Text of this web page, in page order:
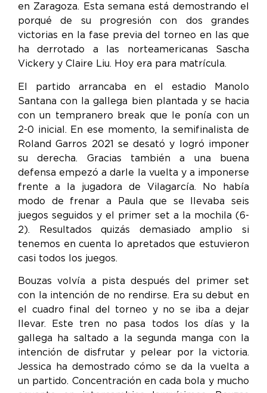
en Zaragoza. Esta semana está demostrando el
porqué de su progresión con dos grandes
victorias en la fase previa del torneo en las que
ha derrotado a las norteamericanas Sascha
Vickery y Claire Liu. Hoy era para matrícula.
El partido arrancaba en el estadio Manolo
Santana con la gallega bien plantada y se hacia
con un tempranero break que le ponía con un
2-0 inicial. En ese momento, la semifinalista de
Roland Garros 2021 se desató y logró imponer
su derecha. Gracias también a una buena
defensa empezó a darle la vuelta y a imponerse
frente a la jugadora de Vilagarcía. No había
modo de frenar a Paula que se llevaba seis
juegos seguidos y el primer set a la mochila (6-
2). Resultados quizás demasiado amplio si
tenemos en cuenta lo apretados que estuvieron
casi todos los juegos.
Bouzas volvía a pista después del primer set
con la intención de no rendirse. Era su debut en
el cuadro final del torneo y no se iba a dejar
llevar. Este tren no pasa todos los días y la
gallega ha saltado a la segunda manga con la
intención de disfrutar y pelear por la victoria.
Jessica ha demostrado cómo se da la vuelta a
un partido. Concentración en cada bola y mucho